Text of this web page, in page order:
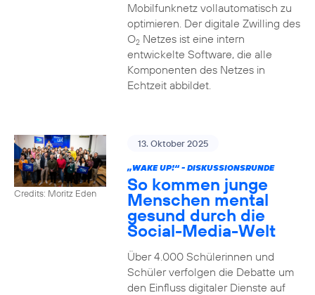
Mobilfunknetz vollautomatisch zu
optimieren. Der digitale Zwilling des
O2Netzes ist eine intern
entwickelte Software, die alle
Komponenten des Netzes in
Echtzeit abbildet.
Credits: Moritz Eden
13. Oktober 2025
„WAKE UP!“ - DISKUSSIONSRUNDE
So kommen junge
Menschen mental
gesund durch die
Social-Media-Welt
Über 4.000 Schülerinnen und
Schüler verfolgen die Debatte um
den Einfluss digitaler Dienste auf